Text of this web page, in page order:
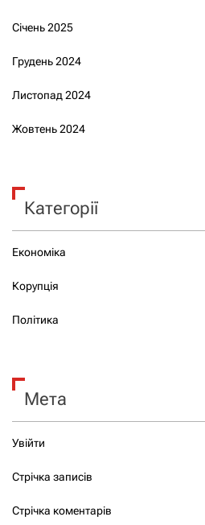
Січень 2025
Грудень 2024
Листопад 2024
Жовтень 2024
Категорії
Економіка
Корупція
Політика
Мета
Увійти
Стрічка записів
Стрічка коментарів